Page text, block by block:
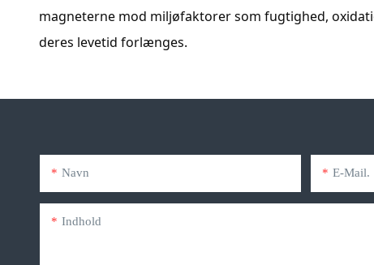
magneterne mod miljøfaktorer som fugtighed,
deres levetid forlænges.
Navn E-Mail.
Indhold